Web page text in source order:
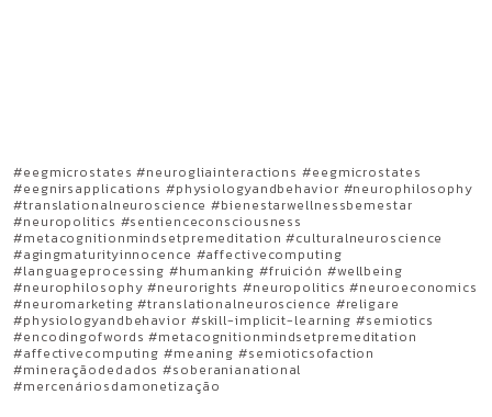
#eegmicrostates #neurogliainteractions #eegmicrostates
#eegnirsapplications #physiologyandbehavior #neurophilosophy
#translationalneuroscience #bienestarwellnessbemestar
#neuropolitics #sentienceconsciousness
#metacognitionmindsetpremeditation #culturalneuroscience
#agingmaturityinnocence #affectivecomputing
#languageprocessing #humanking #fruición #wellbeing
#neurophilosophy #neurorights #neuropolitics #neuroeconomics
#neuromarketing #translationalneuroscience #religare
#physiologyandbehavior #skill-implicit-learning #semiotics
#encodingofwords #metacognitionmindsetpremeditation
#affectivecomputing #meaning #semioticsofaction
#mineraçãodedados #soberanianational
#mercenáriosdamonetização